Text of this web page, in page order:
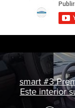
smart #3
Este interior